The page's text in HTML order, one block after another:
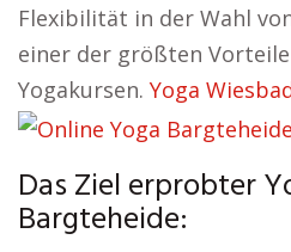
Flexibilität in der Wahl
einer der größten
Yogakursen. Yoga
Das Ziel erprobter
Bargteheide: